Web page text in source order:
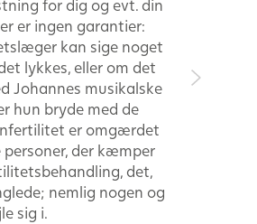
for dig og evt. din
er ingen garantier:
kan sige noget
lykkes, eller om det
Johannes musikalske
hun bryde med de
er omgærdet
personer, der kæmper
det,
nemlig nogen og
sig i.